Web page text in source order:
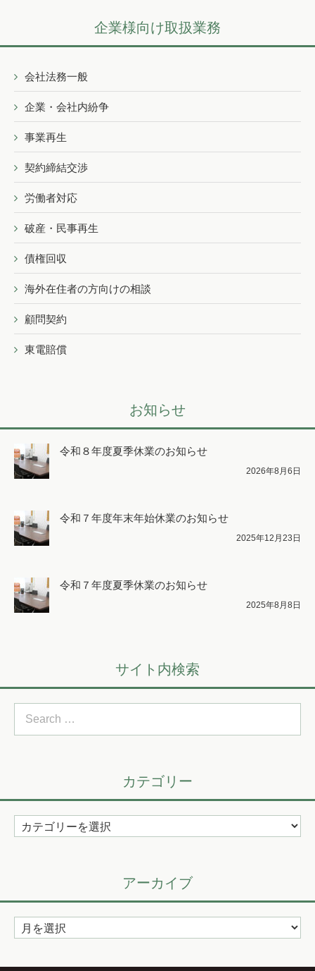
企業様向け取扱業務
会社法務一般
企業・会社内紛争
事業再生
契約締結交渉
労働者対応
破産・民事再生
債権回収
海外在住者の方向けの相談
顧問契約
東電賠償
お知らせ
令和８年度夏季休業のお知らせ
2026年8月6日
令和７年度年末年始休業のお知らせ
2025年12月23日
令和７年度夏季休業のお知らせ
2025年8月8日
サイト内検索
Search
カテゴリー
カ
ー
アーカイブ
カ